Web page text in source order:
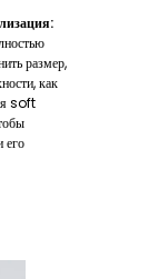
размер,
как
soft
его